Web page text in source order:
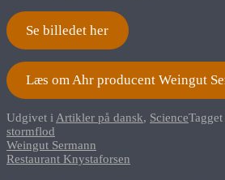
Se billedet her
Læs om Ahr producent Weingut
Udgivet iArtikler på dansk, ScienceTagget
stormflod
Indlægsnavigation
Weingut Sermann
Restaurant Knystaforsen